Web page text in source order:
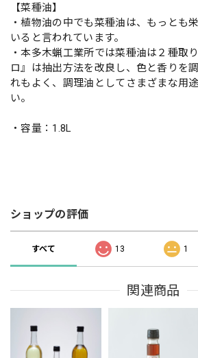
【菜種油】
・植物油の中でも菜種油は、もっとも
いると言われています。
・本多木蝋工業所では菜種油は２種取
ロ』は抽出方法を改良し、色と香りを
れもよく、調理油としてさまざまな用
い。
・容量：1.8L
ショップの評価
すべて 13 1
関連商品